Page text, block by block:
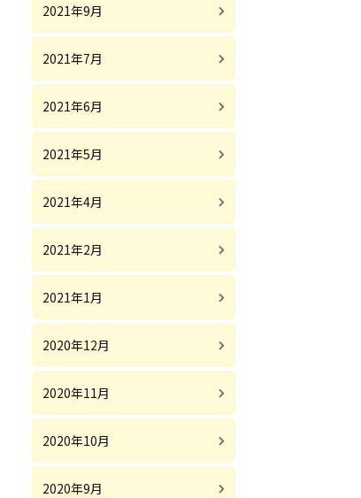
2021年9月
2021年7月
2021年6月
2021年5月
2021年4月
2021年2月
2021年1月
2020年12月
2020年11月
2020年10月
2020年9月